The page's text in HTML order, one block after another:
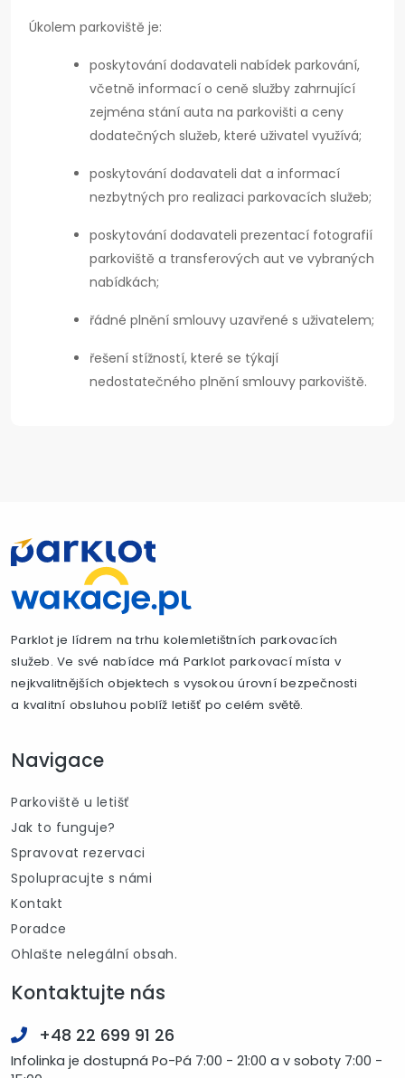
Úkolem parkoviště je:
poskytování dodavateli nabídek parkování,
včetně informací o ceně služby zahrnující
zejména stání auta na parkovišti a ceny
dodatečných služeb, které uživatel využívá;
poskytování dodavateli dat a informací
nezbytných pro realizaci parkovacích služeb;
poskytování dodavateli prezentací fotografií
parkoviště a transferových aut ve vybraných
nabídkách;
řádné plnění smlouvy uzavřené s uživatelem;
řešení stížností, které se týkají
nedostatečného plnění smlouvy parkoviště.
Parklot je lídrem na trhu kolemletištních parkovacích
služeb. Ve své nabídce má Parklot parkovací místa v
nejkvalitnějších objektech s vysokou úrovní bezpečnosti
a kvalitní obsluhou poblíž letišť po celém světě.
Navigace
Parkoviště u letišť
Jak to funguje?
Spravovat rezervaci
Spolupracujte s námi
Kontakt
Poradce
Ohlašte nelegální obsah.
Kontaktujte nás
+48 22 699 91 26
Infolinka je dostupná Po-Pá 7:00 - 21:00 a v soboty 7:00 -